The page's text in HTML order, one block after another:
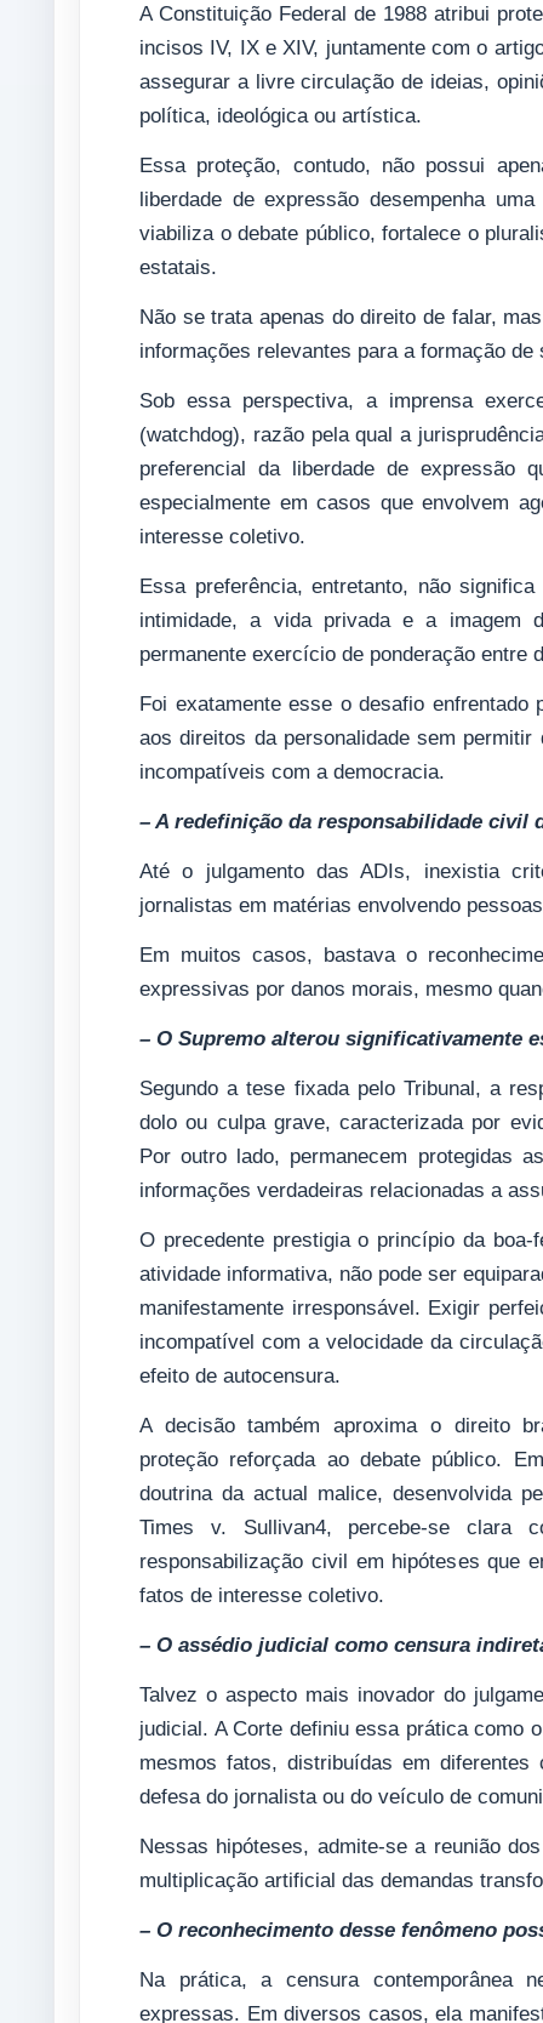
A Constituição Federal de 1988 atribui
incisos IV, IX e XIV, juntamente com o
assegurar a livre circulação de ideias,
política, ideológica ou artística.
Essa proteção, contudo, não possui
liberdade de expressão desempenha
viabiliza o debate público, fortalece o
estatais.
Não se trata apenas do direito de falar,
informações relevantes para a formação
Sob essa perspectiva, a imprensa
(watchdog), razão pela qual a
preferencial da liberdade de expressão
especialmente em casos que envolvem
interesse coletivo.
Essa preferência, entretanto, não
intimidade, a vida privada e a imagem
permanente exercício de ponderação entre
Foi exatamente esse o desafio
aos direitos da personalidade sem
incompatíveis com a democracia.
– A redefinição da responsabilidade civil
Até o julgamento das ADIs, inexistia
jornalistas em matérias envolvendo
Em muitos casos, bastava o
expressivas por danos morais, mesmo
– O Supremo alterou significativamente
Segundo a tese fixada pelo Tribunal, a
dolo ou culpa grave, caracterizada por
Por outro lado, permanecem protegidas
informações verdadeiras relacionadas a
O precedente prestigia o princípio da
atividade informativa, não pode ser
manifestamente irresponsável. Exigir
incompatível com a velocidade da
efeito de autocensura.
A decisão também aproxima o direito
proteção reforçada ao debate público.
doutrina da actual malice, desenvolvida
Times v. Sullivan4, percebe-se clara
responsabilização civil em hipóteses que
fatos de interesse coletivo.
– O assédio judicial como censura
Talvez o aspecto mais inovador do
judicial. A Corte definiu essa prática como
mesmos fatos, distribuídas em
defesa do jornalista ou do veículo de
Nessas hipóteses, admite-se a reunião
multiplicação artificial das demandas
– O reconhecimento desse fenômeno
Na prática, a censura contemporânea
expressas. Em diversos casos, ela